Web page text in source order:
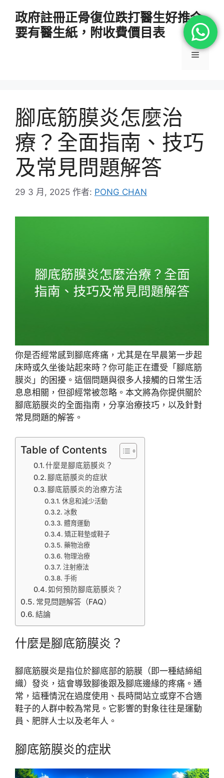
政府註冊正骨復位跌打醫生好推介
要有醫生紙，附收費價目表
選
腳底筋膜炎怎麼治
療？全面指南、技巧
及常見問題解答
29 3 月, 2025 作者: PONG CHAN
你是否經常感到腳底疼痛，尤其是在早晨第一步起
床時或久坐後站起來時？你可能正在遭受「腳底筋
膜炎」的困擾。這個問題與很多人接觸的日常生活
息息相關，但卻經常被忽略。本文將為你提供關於
腳底筋膜炎的全面指南，分享治療技巧，以及針對
常見問題的解答。
Table of Contents
什麼是腳底筋膜炎？
腳底筋膜炎的症狀
腳底筋膜炎的治療方法
休息和減少活動
冰敷
體育運動
矯正鞋墊或鞋子
藥物治療
物理治療
注射療法
手術
如何預防腳底筋膜炎？
常見問題解答（FAQ）
結論
什麼是腳底筋膜炎？
腳底筋膜炎是指位於腳底部的筋膜（即一種結締組
織）發炎，這會導致腳後跟及腳底邊緣的疼痛。通
常，這種情況在過度使用、長時間站立或穿不合適
鞋子的人群中較為常見。它影響的對象往往是運動
員、肥胖人士以及老年人。
腳底筋膜炎的症狀